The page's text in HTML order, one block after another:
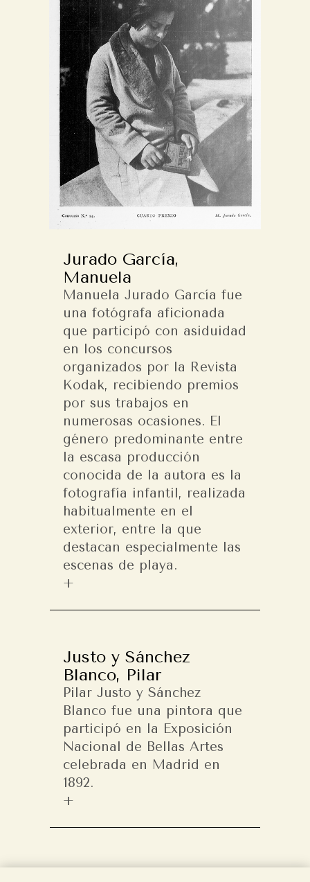
Jurado García,
Manuela
Manuela Jurado García fue
una fotógrafa aficionada
que participó con asiduidad
en los concursos
organizados por la Revista
Kodak, recibiendo premios
por sus trabajos en
numerosas ocasiones. El
género predominante entre
la escasa producción
conocida de la autora es la
fotografía infantil, realizada
habitualmente en el
exterior, entre la que
destacan especialmente las
escenas de playa.
Justo y Sánchez
Blanco, Pilar
Pilar Justo y Sánchez
Blanco fue una pintora que
participó en la Exposición
Nacional de Bellas Artes
celebrada en Madrid en
1892.